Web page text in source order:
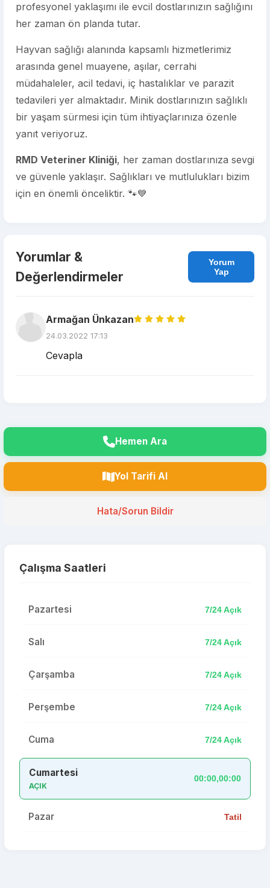
profesyonel yaklaşımı ile evcil dostlarınızın sağlığını
her zaman ön planda tutar.
Hayvan sağlığı alanında kapsamlı hizmetlerimiz
arasında genel muayene, aşılar, cerrahi
müdahaleler, acil tedavi, iç hastalıklar ve parazit
tedavileri yer almaktadır. Minik dostlarınızın sağlıklı
bir yaşam sürmesi için tüm ihtiyaçlarınıza özenle
yanıt veriyoruz.
RMD Veteriner Kliniği, her zaman dostlarınıza sevgi
ve güvenle yaklaşır. Sağlıkları ve mutlulukları bizim
için en önemli önceliktir. 🐾💙
Yorumlar &
Değerlendirmeler
Yorum
Yap
Armağan Ünkazan
24.03.2022 17:13
Cevapla
Hemen Ara
Yol Tarifi Al
Hata/Sorun Bildir
Çalışma Saatleri
Pazartesi 7/24 Açık
Salı 7/24 Açık
Çarşamba 7/24 Açık
Perşembe 7/24 Açık
Cuma 7/24 Açık
Cumartesi
AÇIK
00:00,00:00
Pazar Tatil